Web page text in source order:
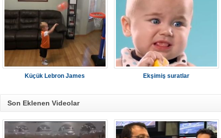
Küçük Lebron James Ekşimiş suratlar
Son Eklenen Videolar